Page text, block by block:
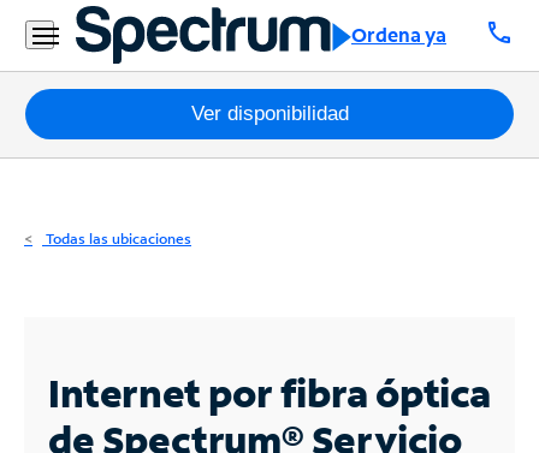
Ordena ya call
Residencial
Business
Paquetes
Internet
Business
Ver disponibilidad
Todas las ubicaciones
Internet por fibra óptica
de Spectrum®Servicio